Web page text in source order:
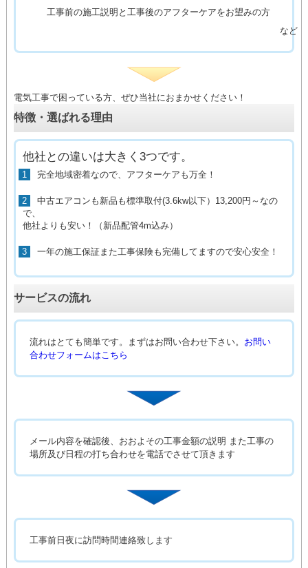
工事前の施工説明と工事後のアフターケアをお望みの方
など
電気工事で困っている方、ぜひ当社におまかせください！
特徴・選ばれる理由
他社との違いは大きく3つです。
1 完全地域密着なので、アフターケアも万全！
2
中古エアコンも新品も標準取付(3.6kw以下）13,200円～なの
で、
他社よりも安い！（新品配管4m込み）
3 一年の施工保証また工事保険も完備してますので安心安全！
サービスの流れ
流れはとても簡単です。まずはお問い合わせ下さい。 お問い
合わせフォームはこちら
メール内容を確認後、おおよその工事金額の説明 また工事の
場所及び日程の打ち合わせを電話でさせて頂きます
工事前日夜に訪問時間連絡致します